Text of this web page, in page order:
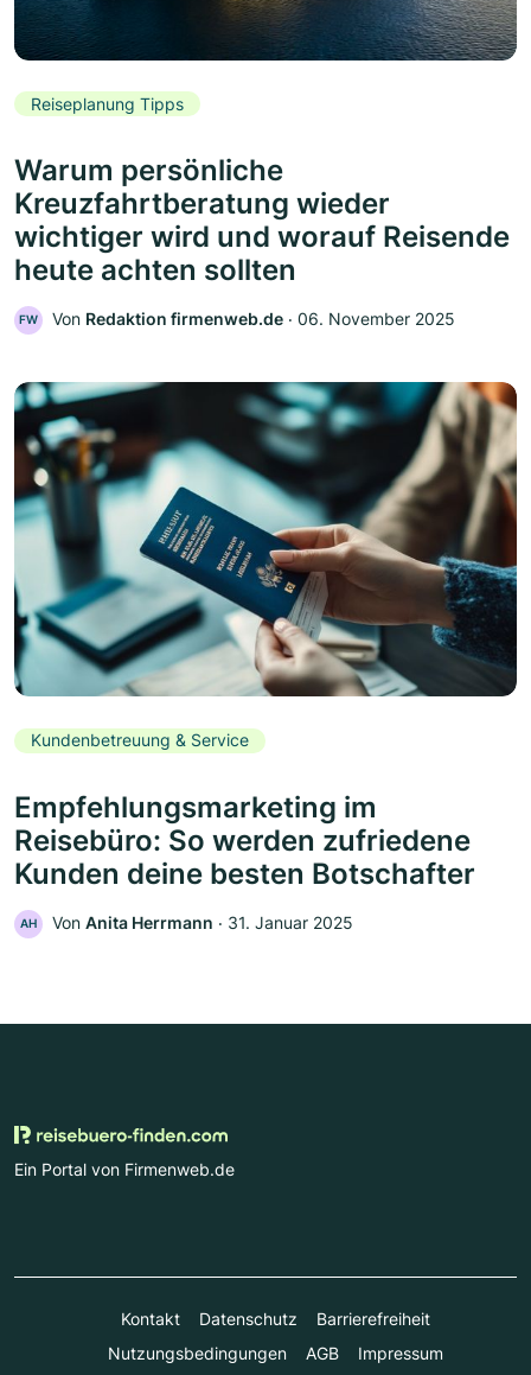
Reiseplanung Tipps
Warum persönliche
Kreuzfahrtberatung wieder
wichtiger wird und worauf Reisende
heute achten sollten
FW Von Redaktion firmenweb.de ‧ 06. November 2025
Kundenbetreuung & Service
Empfehlungsmarketing im
Reisebüro: So werden zufriedene
Kunden deine besten Botschafter
AH Von Anita Herrmann ‧ 31. Januar 2025
Ein Portal von Firmenweb.de
Kontakt Datenschutz
Barrierefreiheit
Nutzungsbedingungen
AGB Impressum